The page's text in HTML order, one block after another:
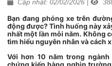
Cập nhật: 02/02/2026 |
Bạn đang phóng xe trên
động được? Tình huống này
nhất một lần mỗi năm. Không
tìm hiểu nguyên nhân và cách
Với hơn 10 năm trong